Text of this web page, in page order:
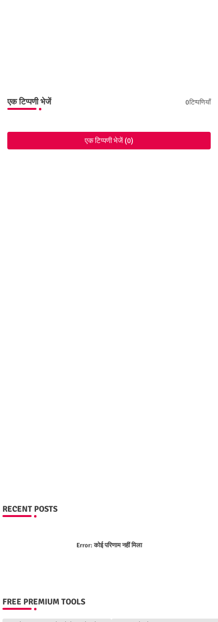
एक टिप्पणी भेजें 0टिप्पणियाँ
एक टिप्पणी भेजें (0)
RECENT POSTS
Error:कोई परिणाम नहीं मिला
FREE PREMIUM TOOLS